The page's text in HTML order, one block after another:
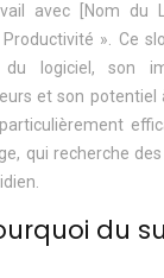
avec [Nom du
». Ce
du logiciel, son
et son potentiel
qui recherche
du